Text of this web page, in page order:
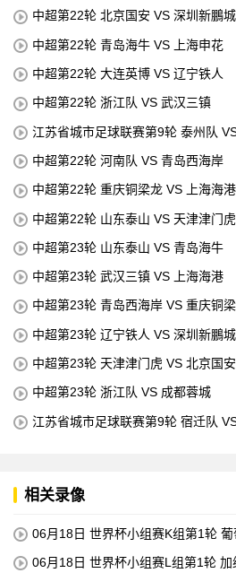
中超第22轮 北京国安 VS 深圳新鵬城
中超第22轮 青岛海牛 VS 上海申花
中超第22轮 大连英博 VS 辽宁铁人
中超第22轮 浙江队 VS 武汉三镇
江苏省城市足球联赛第9轮 泰州队
中超第22轮 河南队 VS 青岛西海岸
中超第22轮 重庆铜梁龙 VS 上海海港
中超第22轮 山东泰山 VS 天津津门虎
中超第23轮 山东泰山 VS 青岛海牛
中超第23轮 武汉三镇 VS 上海海港
中超第23轮 青岛西海岸 VS 重庆铜
中超第23轮 辽宁铁人 VS 深圳新鵬城
中超第23轮 天津津门虎 VS 北京国安
中超第23轮 浙江队 VS 成都蓉城
江苏省城市足球联赛第9轮 宿迁队
相关录像
06月18日 世界杯小组赛K组第1轮 葡
06月18日 世界杯小组赛L组第1轮